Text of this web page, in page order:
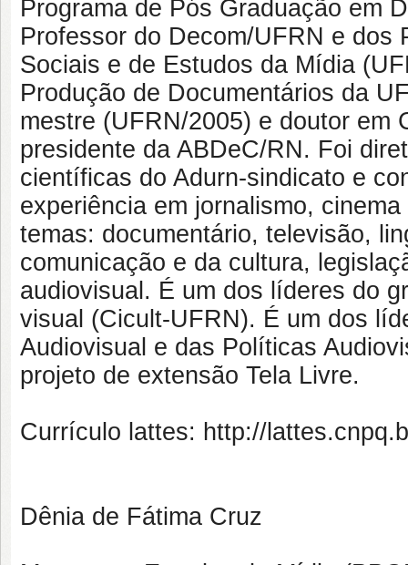
Programa de Pós Graduação em
Professor do Decom/UFRN e dos
Sociais e de Estudos da Mídia
Produção de Documentários da
mestre (UFRN/2005) e doutor
presidente da ABDeC/RN. Foi
científicas do Adurn-sindicato e
experiência em jornalismo,
temas: documentário, televisão,
comunicação e da cultura,
audiovisual. É um dos líderes do
visual (Cicult-UFRN). É um dos
Audiovisual e das Políticas
projeto de extensão Tela Livre.
Currículo lattes: http://
Dênia de Fátima Cruz